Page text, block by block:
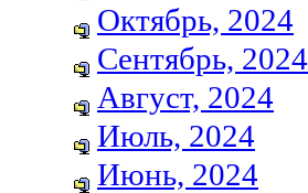
Октябрь, 2024
Сентябрь, 2024
Август, 2024
Июль, 2024
Июнь, 2024